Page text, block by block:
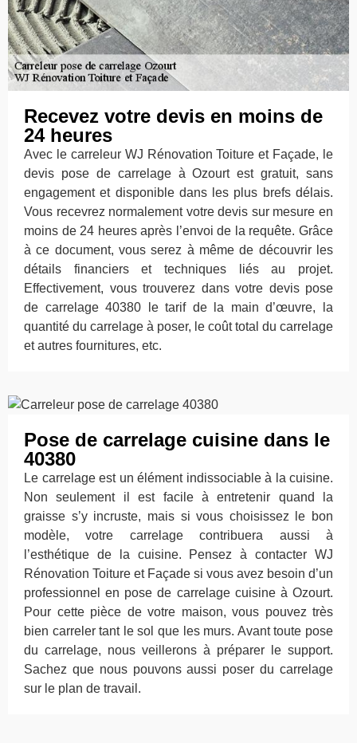
Recevez votre devis en moins de
24 heures
Avec le carreleur WJ Rénovation Toiture et Façade, le
devis pose de carrelage à Ozourt est gratuit, sans
engagement et disponible dans les plus brefs délais.
Vous recevrez normalement votre devis sur mesure en
moins de 24 heures après l’envoi de la requête. Grâce
à ce document, vous serez à même de découvrir les
détails financiers et techniques liés au projet.
Effectivement, vous trouverez dans votre devis pose
de carrelage 40380 le tarif de la main d’œuvre, la
quantité du carrelage à poser, le coût total du carrelage
et autres fournitures, etc.
Pose de carrelage cuisine dans le
40380
Le carrelage est un élément indissociable à la cuisine.
Non seulement il est facile à entretenir quand la
graisse s’y incruste, mais si vous choisissez le bon
modèle, votre carrelage contribuera aussi à
l’esthétique de la cuisine. Pensez à contacter WJ
Rénovation Toiture et Façade si vous avez besoin d’un
professionnel en pose de carrelage cuisine à Ozourt.
Pour cette pièce de votre maison, vous pouvez très
bien carreler tant le sol que les murs. Avant toute pose
du carrelage, nous veillerons à préparer le support.
Sachez que nous pouvons aussi poser du carrelage
sur le plan de travail.